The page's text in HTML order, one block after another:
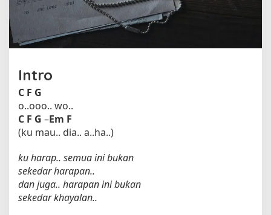
h
A
n
Intro
C F G
o..ooo.. wo..
C F G –Em F
(ku mau.. dia.. a..ha..)
ku harap.. semua ini bukan
sekedar harapan..
dan juga.. harapan ini bukan
sekedar khayalan..